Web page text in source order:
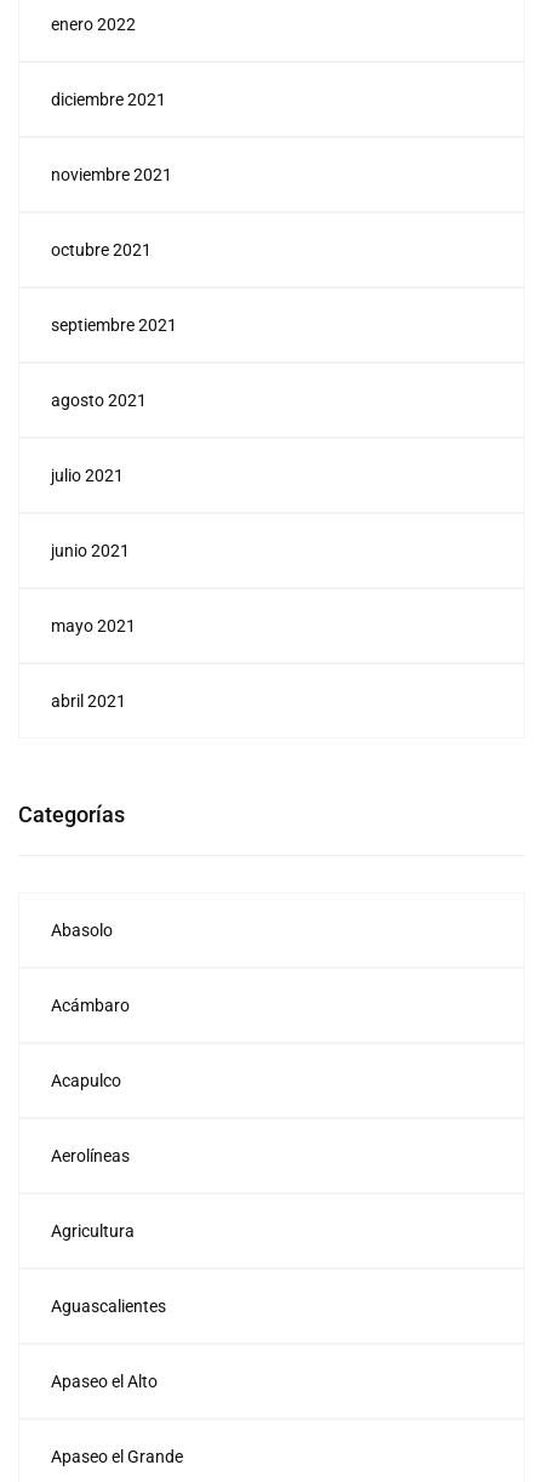
enero 2022
diciembre 2021
noviembre 2021
octubre 2021
septiembre 2021
agosto 2021
julio 2021
junio 2021
mayo 2021
abril 2021
Categorías
Abasolo
Acámbaro
Acapulco
Aerolíneas
Agricultura
Aguascalientes
Apaseo el Alto
Apaseo el Grande